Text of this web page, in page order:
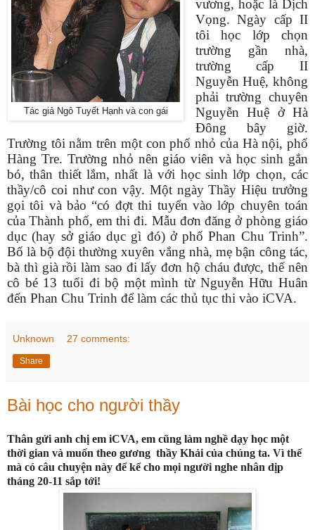
Tác giả Ngô Tuyết Hạnh và con gái
vương, hoặc là Dịch
Vọng. Ngày cấp II
tôi học lớp chọn
trường gần nhà,
trường cấp II
Nguyễn Huệ, không
phải trường chuyên
Nguyễn Huệ ở Hà
Đông bây giờ.
Trường tôi nằm trên một con phố nhỏ của Hà nội, phố
Hàng Tre. Trường nhỏ nên giáo viên và học sinh gắn
bó, thân thiết lắm, nhất là với học sinh lớp chọn, các
thầy/cô coi như con vậy. Một ngày Thầy Hiệu trưởng
gọi tôi và bảo “có đợt thi tuyển vào lớp chuyên toán
của Thành phố, em thi đi. Mẫu đơn đăng ở phòng giáo
dục (hay sở giáo dục gì đó) ở phố Phan Chu Trinh”.
Bố là bộ đội thường xuyên vắng nhà, mẹ bận công tác,
bà thì già rồi làm sao đi lấy đơn hộ cháu được, thế nên
cô bé 13 tuổi đi bộ một mình từ Nguyễn Hữu Huân
đến Phan Chu Trinh để làm các thủ tục thi vào iCVA.
Unknown 27 comments:
Share
Bài học cho người thầy
Thân gửi anh chị em iCVA, em cũng làm nghề dạy học một
thời gian và muốn theo gương thầy Khải của chúng ta. Vì thế
mà có câu chuyện này để kể cho mọi người nghe nhân dịp
tháng 20-11 sắp tới!